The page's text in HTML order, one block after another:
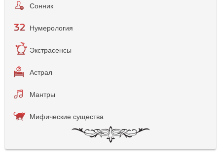
Сонник
Нумерология
Экстрасенсы
Астрал
Мантры
Мифические существа